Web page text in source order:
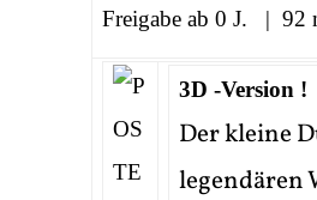
Freigabe ab 0 J. | 92
3D -Version !
Der kleine
legendären